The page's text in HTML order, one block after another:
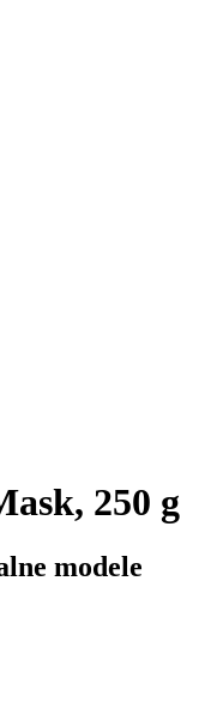
250 g
modele